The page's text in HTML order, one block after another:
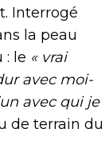
Interrogé
la peau
: le « vrai
avec moi-
avec qui je
de terrain du